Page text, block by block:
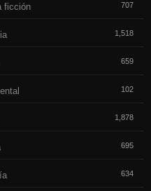
ficción 707
1,518
659
102
1,878
695
634